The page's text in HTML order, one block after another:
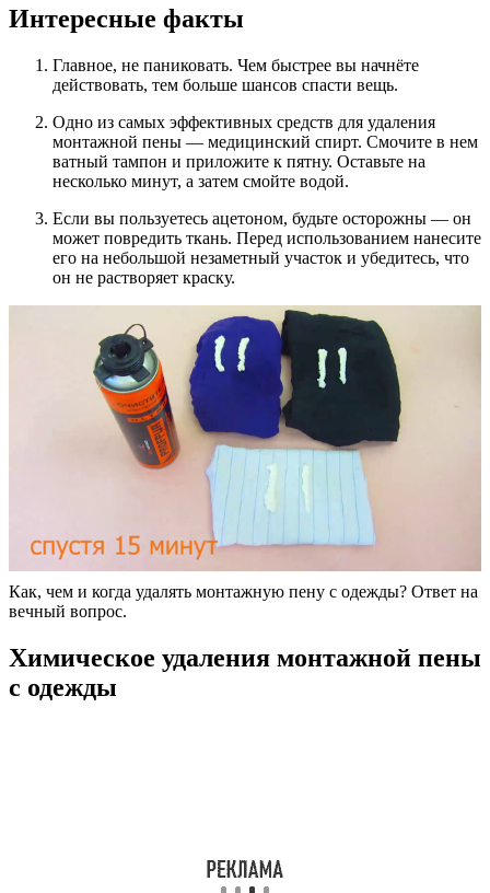
Интересные факты
Главное, не паниковать. Чем быстрее вы начнёте
действовать, тем больше шансов спасти вещь.
Одно из самых эффективных средств для удаления
монтажной пены — медицинский спирт. Смочите в нем
ватный тампон и приложите к пятну. Оставьте на
несколько минут, а затем смойте водой.
Если вы пользуетесь ацетоном, будьте осторожны — он
может повредить ткань. Перед использованием нанесите
его на небольшой незаметный участок и убедитесь, что
он не растворяет краску.
Как, чем и когда удалять монтажную пену с одежды? Ответ на
вечный вопрос.
Химическое удаления монтажной пены
с одежды